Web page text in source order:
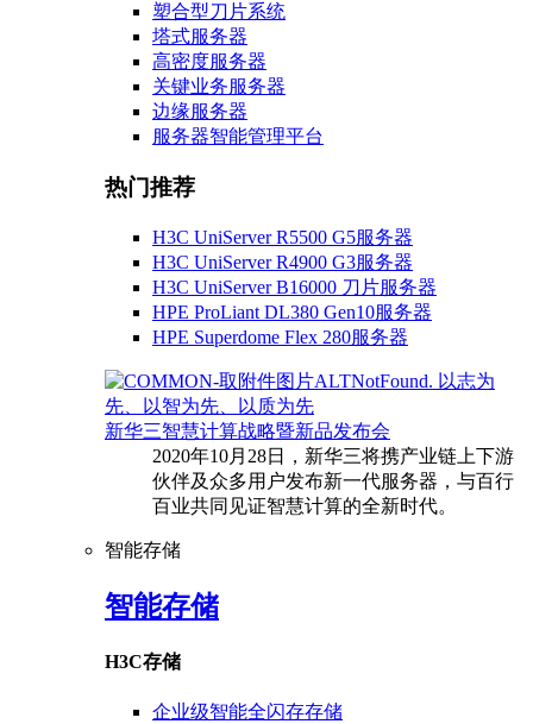
塑合型刀片系统
塔式服务器
高密度服务器
关键业务服务器
边缘服务器
服务器智能管理平台
热门推荐
H3C UniServer R5500 G5服务器
H3C UniServer R4900 G3服务器
H3C UniServer B16000 刀片服务器
HPE ProLiant DL380 Gen10服务器
HPE Superdome Flex 280服务器
以志为
先、以智为先、以质为先
新华三智慧计算战略暨新品发布会
2020年10月28日，新华三将携产业链上下游
伙伴及众多用户发布新一代服务器，与百行
百业共同见证智慧计算的全新时代。
智能存储
智能存储
H3C存储
企业级智能全闪存存储